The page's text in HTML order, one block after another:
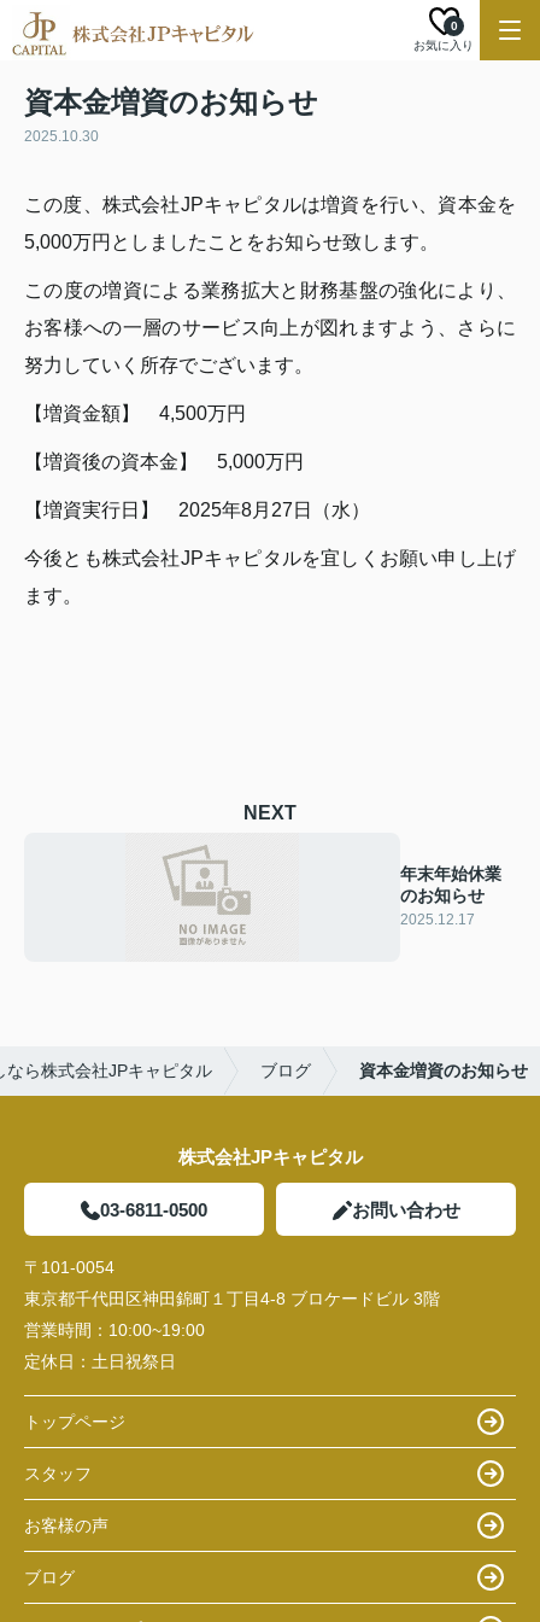
お気に入り
0
資本金増資のお知らせ
2025.10.30
この度、株式会社JPキャピタルは増資を行い、資本金を
5,000万円としましたことをお知らせ致します。
この度の増資による業務拡大と財務基盤の強化により、
お客様への一層のサービス向上が図れますよう、さらに
努力していく所存でございます。
【増資金額】 4,500万円
【増資後の資本金】 5,000万円
【増資実行日】 2025年8月27日（水）
今後とも株式会社JPキャピタルを宜しくお願い申し上げ
ます。
NEXT
年末年始休業
のお知らせ
2025.12.17
ら株式会社JPキャピタル ブログ 資本金増資のお知らせ
株式会社JPキャピタル
03-6811-0500 お問い合わせ
〒101-0054
東京都千代田区神田錦町１丁目4-8 ブロケードビル 3階
営業時間： 10:00~19:00
定休日： 土日祝祭日
トップページ
スタッフ
お客様の声
ブログ